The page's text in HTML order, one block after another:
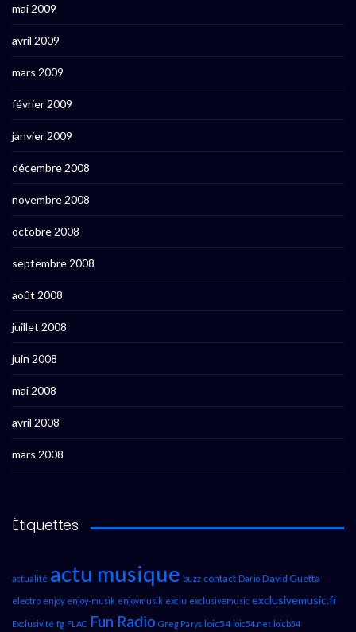
mai 2009
avril 2009
mars 2009
février 2009
janvier 2009
décembre 2008
novembre 2008
octobre 2008
septembre 2008
août 2008
juillet 2008
juin 2008
mai 2008
avril 2008
mars 2008
Étiquettes
actualité actu musique buzz contact Dario David Guetta
electro enjoy enjoy-musik enjoymusik exclu exclusivemusic exclusivemusic.fr
Exclusivité fg FLAC Fun Radio Greg Parys loic54 loic54.net loicb54